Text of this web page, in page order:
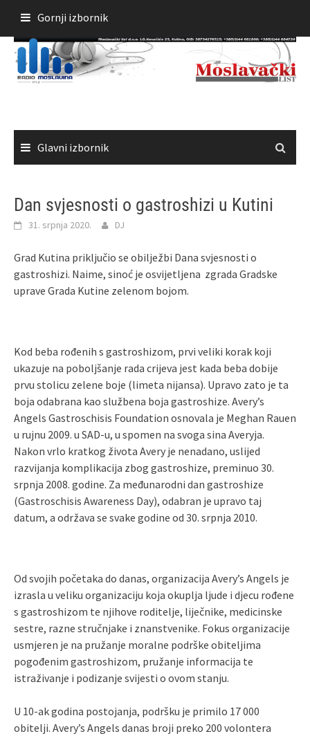
sadržaja
Gornji izbornik
Glavni izbornik
Dan svjesnosti o gastroshizi u Kutini
31. srpnja 2020. DJ
Grad Kutina priključio se obilježbi Dana svjesnosti o
gastroshizi. Naime, sinoć je osvijetljena zgrada Gradske
uprave Grada Kutine zelenom bojom.
Kod beba rođenih s gastroshizom, prvi veliki korak koji
ukazuje na poboljšanje rada crijeva jest kada beba dobije
prvu stolicu zelene boje (limeta nijansa). Upravo zato je ta
boja odabrana kao službena boja gastroshize. Avery’s
Angels Gastroschisis Foundation osnovala je Meghan Rauen
u rujnu 2009. u SAD-u, u spomen na svoga sina Averyja.
Nakon vrlo kratkog života Avery je nenadano, uslijed
razvijanja komplikacija zbog gastroshize, preminuo 30.
srpnja 2008. godine. Za međunarodni dan gastroshize
(Gastroschisis Awareness Day), odabran je upravo taj
datum, a održava se svake godine od 30. srpnja 2010.
Od svojih početaka do danas, organizacija Avery’s Angels je
izrasla u veliku organizaciju koja okuplja ljude i djecu rođene
s gastroshizom te njihove roditelje, liječnike, medicinske
sestre, razne stručnjake i znanstvenike. Fokus organizacije
usmjeren je na pružanje moralne podrške obiteljima
pogođenim gastroshizom, pružanje informacija te
istraživanje i podizanje svijesti o ovom stanju.
U 10-ak godina postojanja, podršku je primilo 17 000
obitelji. Avery’s Angels danas broji preko 200 volontera